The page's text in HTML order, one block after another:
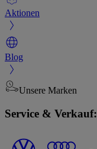
Aktionen
Blog
Unsere Marken
Service & Verkauf: